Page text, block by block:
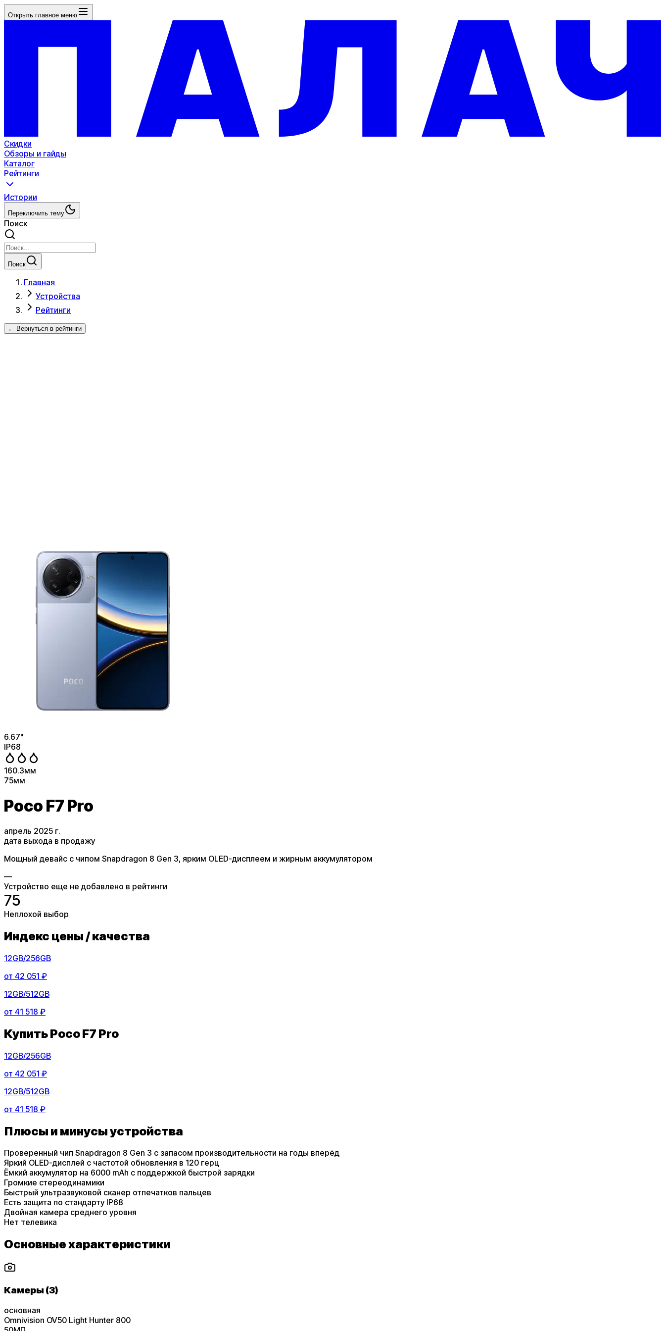
Открыть главное меню
Скидки
Обзоры и гайды
Каталог
Рейтинги
Истории
Переключить тему
Поиск
Поиск
Главная
Устройства
Рейтинги
← Вернуться в рейтинги
6.67"
IP68
160.3мм
75мм
Poco F7 Pro
апрель 2025 г.
дата выхода в продажу
Мощный девайс с чипом Snapdragon 8 Gen 3, ярким OLED-дисплеем и жирным аккумулятором
—
Устройство еще не добавлено в рейтинги
75
Неплохой выбор
Индекс цены / качества
12GB/256GB
от 42 051 ₽
12GB/512GB
от 41 518 ₽
КупитьPoco F7 Pro
12GB/256GB
от 42 051 ₽
12GB/512GB
от 41 518 ₽
Плюсы и минусы устройства
Проверенный чип Snapdragon 8 Gen 3 с запасом производительности на годы вперёд
Яркий OLED-дисплей с частотой обновления в 120 герц
Ёмкий аккумулятор на 6000 mAh с поддержкой быстрой зарядки
Громкие стереодинамики
Быстрый ультразвуковой сканер отпечатков пальцев
Есть защита по стандарту IP68
Двойная камера среднего уровня
Нет телевика
Основные характеристики
Камеры (3)
основная
Omnivision OV50 Light Hunter 800